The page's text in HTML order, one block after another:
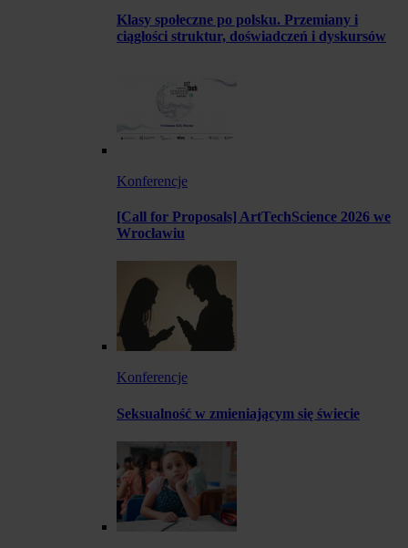
Klasy społeczne po polsku. Przemiany i
ciągłości struktur, doświadczeń i dyskursów
Konferencje
[Call for Proposals] ArtTechScience 2026 we
Wrocławiu
Konferencje
Seksualność w zmieniającym się świecie